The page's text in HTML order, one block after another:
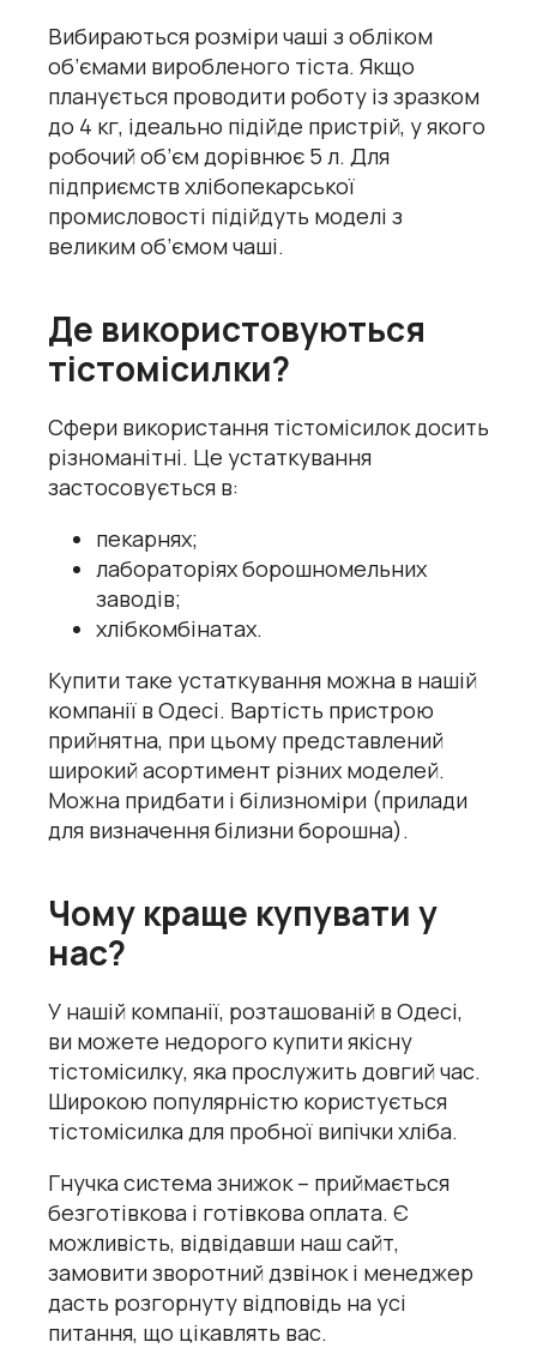
Вибираються розміри чаші з обліком
об’ємами виробленого тіста. Якщо
планується проводити роботу із зразком
до 4 кг, ідеально підійде пристрій, у якого
робочий об’єм дорівнює 5 л. Для
підприємств хлібопекарської
промисловості підійдуть моделі з
великим об’ємом чаші.
Де використовуються
тістомісилки?
Сфери використання тістомісилок досить
різноманітні. Це устаткування
застосовується в:
пекарнях;
лабораторіях борошномельних
заводів;
хлібкомбінатах.
Купити таке устаткування можна в нашій
компанії в Одесі. Вартість пристрою
прийнятна, при цьому представлений
широкий асортимент різних моделей.
Можна придбати і білизноміри (прилади
для визначення білизни борошна).
Чому краще купувати у
нас?
У нашій компанії, розташованій в Одесі,
ви можете недорого купити якісну
тістомісилку, яка прослужить довгий час.
Широкою популярністю користується
тістомісилка для пробної випічки хліба.
Гнучка система знижок – приймається
безготівкова і готівкова оплата. Є
можливість, відвідавши наш сайт,
замовити зворотний дзвінок і менеджер
дасть розгорнуту відповідь на усі
питання, що цікавлять вас.